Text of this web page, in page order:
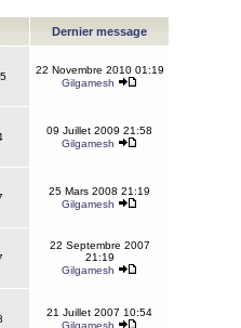
Dernier message
22 Novembre 2010 01:19
Gilgamesh
09 Juillet 2009 21:58
Gilgamesh
25 Mars 2008 21:19
Gilgamesh
22 Septembre 2007
21:19
Gilgamesh
21 Juillet 2007 10:54
Gilgamesh